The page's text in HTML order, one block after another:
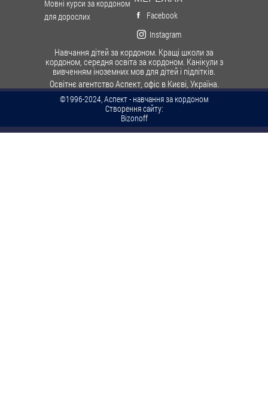
Мовні курси за кордоном
для дорослих
Facebook
Instagram
Навчання дітей за кордоном. Кращі школи за
кордоном, середня освіта за кордоном. Канікули з
вивченням іноземних мов для дітей і підлітків.
Освітнє агентство Аспект, офіс в Києві, Україна.
©1996-2024, Аспект - навчання за кордоном
Створення сайту:
Bizonoff